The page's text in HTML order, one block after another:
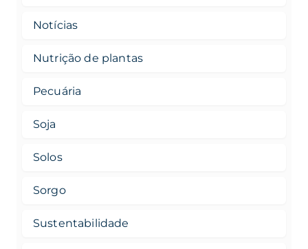
Notícias
Nutrição de plantas
Pecuária
Soja
Solos
Sorgo
Sustentabilidade